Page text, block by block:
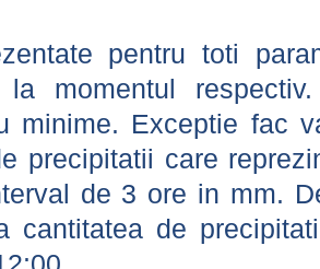
pentru toti
la momentul
minime. Exceptie fac
precipitatii care
de 3 ore in mm.
cantitatea de